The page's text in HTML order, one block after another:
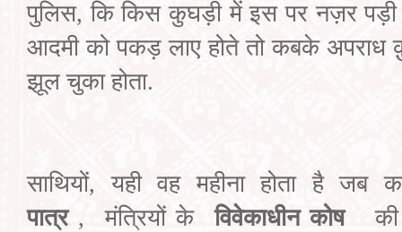
पुलिस,कि किस कुघड़ी में इस पर नज़र पड़ी
आदमी को पकड़ लाए होते तो कबके अपराध
झूल चुका होता.
साथियों,यही वह महीना होता है जब
पात्र,मंत्रियों के विवेकाधीन कोष